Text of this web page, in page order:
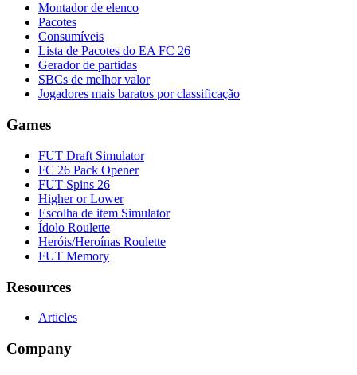
Montador de elenco
Pacotes
Consumíveis
Lista de Pacotes do EA FC 26
Gerador de partidas
SBCs de melhor valor
Jogadores mais baratos por classificação
Games
FUT Draft Simulator
FC 26 Pack Opener
FUT Spins 26
Higher or Lower
Escolha de item Simulator
Ídolo Roulette
Heróis/Heroínas Roulette
FUT Memory
Resources
Articles
Company